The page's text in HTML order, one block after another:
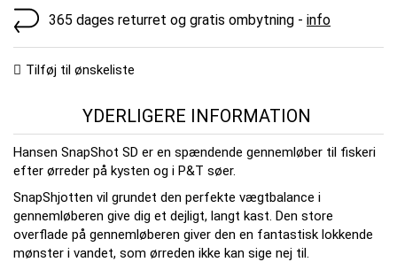
365 dages returret og gratis ombytning - info
Tilføj til ønskeliste
YDERLIGERE INFORMATION
Hansen SnapShot SD er en spændende gennemløber til fiskeri
efter ørreder på kysten og i P&T søer.
SnapShjotten vil grundet den perfekte vægtbalance i
gennemløberen give dig et dejligt, langt kast. Den store
overflade på gennemløberen giver den en fantastisk lokkende
mønster i vandet, som ørreden ikke kan sige nej til.